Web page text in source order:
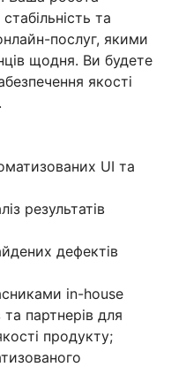
та
послуг, якими
щодня. Ви будете
якості
UI та
результатів
дефектів
in-house
партнерів для
продукту;